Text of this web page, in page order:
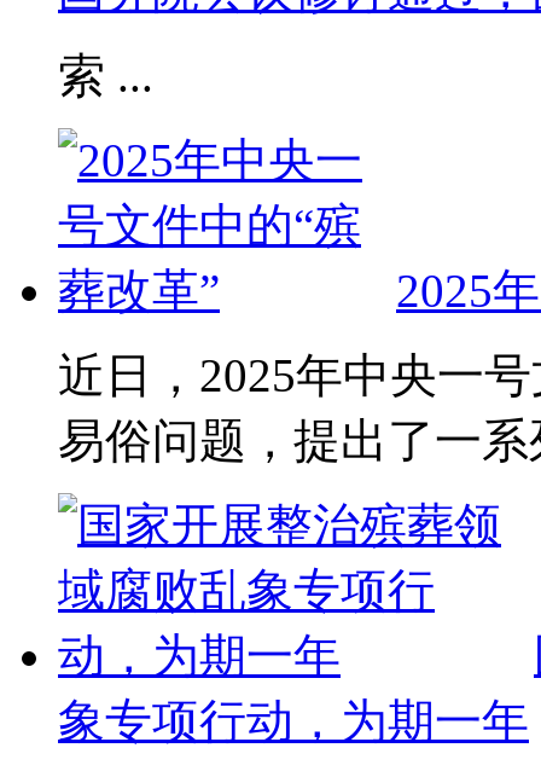
索 ...
2025
近日，2025年中央一
易俗问题，提出了一
象专项行动，为期一年